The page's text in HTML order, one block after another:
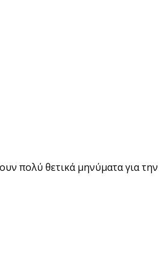
πολύ θετικά μηνύματα για την